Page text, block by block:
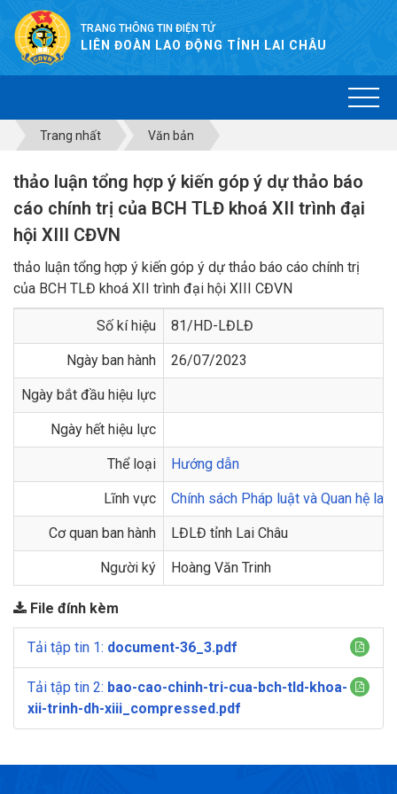
TRANG THÔNG TIN ĐIỆN TỬ
LIÊN ĐOÀN LAO ĐỘNG TỈNH LAI CHÂU
Trang nhất Văn bản
thảo luận tổng hợp ý kiến góp ý dự thảo báo
cáo chính trị của BCH TLĐ khoá XII trình đại
hội XIII CĐVN
thảo luận tổng hợp ý kiến góp ý dự thảo báo cáo chính trị
của BCH TLĐ khoá XII trình đại hội XIII CĐVN
Số kí hiệu 81/HD-LĐLĐ
Ngày ban hành 26/07/2023
Ngày bắt đầu hiệu lực
Ngày hết hiệu lực
Thể loại Hướng dẫn
Lĩnh vực Chính sách Pháp luật và Quan hệ lao
Cơ quan ban hành LĐLĐ tỉnh Lai Châu
Người ký Hoàng Văn Trinh
File đính kèm
Tải tập tin 1: document-36_3.pdf
Tải tập tin 2: bao-cao-chinh-tri-cua-bch-tld-khoa-
xii-trinh-dh-xiii_compressed.pdf